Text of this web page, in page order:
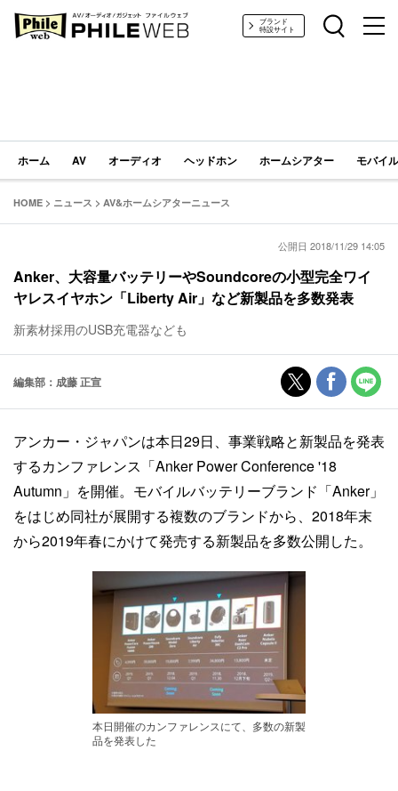
PHILE WEB｜AV/オーディオ/ガジェットブランド
特設サイト
ホーム AV オーディオ ヘッドホン ホームシアター モバイ
HOME > ニュース > AV&ホームシアターニュース
公開日 2018/11/29 14:05
Anker、大容量バッテリーやSoundcoreの小型完全ワイ
ヤレスイヤホン「Liberty Air」など新製品を多数発表
新素材採用のUSB充電器なども
編集部：成藤 正宣
アンカー・ジャパンは本日29日、事業戦略と新製品を発表
するカンファレンス「Anker Power Conference '18
Autumn」を開催。モバイルバッテリーブランド「Anker」
をはじめ同社が展開する複数のブランドから、2018年末
から2019年春にかけて発売する新製品を多数公開した。
本日開催のカンファレンスにて、多数の新製
品を発表した